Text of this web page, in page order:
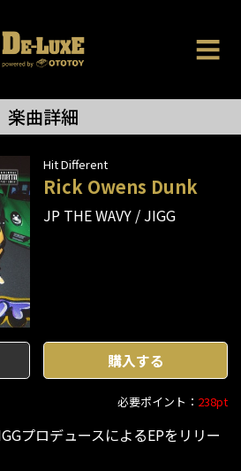
楽曲詳細
Hit Different
Rick Owens Dunk
JP THE WAVY JIGG
購入する
必要ポイント： 238pt
プロデュースによるEPをリリー